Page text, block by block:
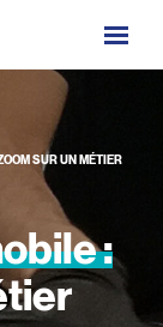
SUR UN MÉTIER
: